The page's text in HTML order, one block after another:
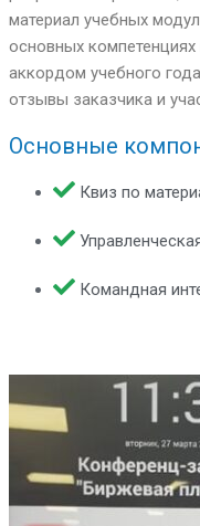
материал учебных
основных
аккордом учебного
отзывы заказчика и
Основные
Квиз по
Командная